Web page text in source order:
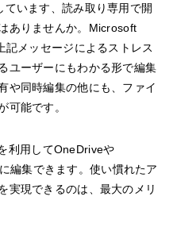
ています、読み取り専用で開
ありませんか。Microsoft
メッセージによるストレス
ユーザーにもわかる形で編集
や同時編集の他にも、ファイ
可能です。
利用してOneDriveや
編集できます。使い慣れたア
実現できるのは、最大のメリ